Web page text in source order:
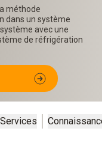
méthode
dans un système
avec une
de réfrigération
Services